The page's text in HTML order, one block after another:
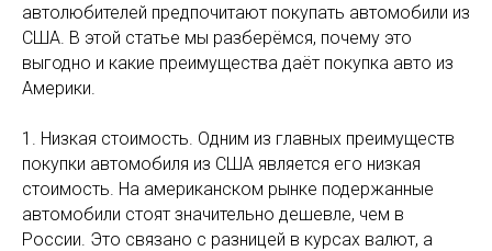
автолюбителей предпочитают покупать автомобили из
США. В этой статье мы разберёмся, почему это
выгодно и какие преимущества даёт покупка авто из
Америки.
1. Низкая стоимость. Одним из главных преимуществ
покупки автомобиля из США является его низкая
стоимость. На американском рынке подержанные
автомобили стоят значительно дешевле, чем в
России. Это связано с разницей в курсах валют, а